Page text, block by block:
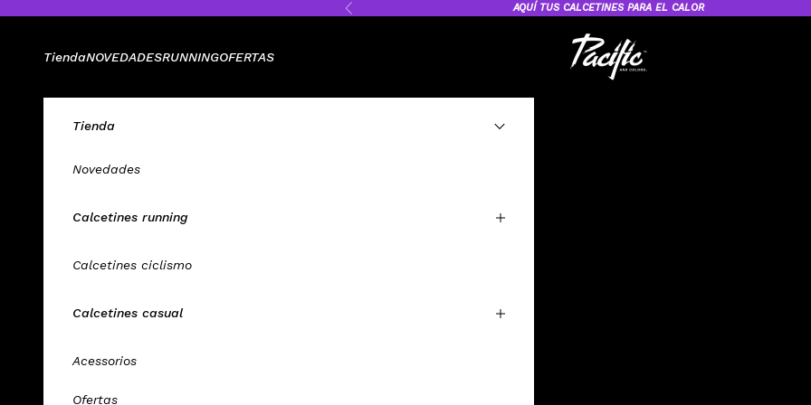
Anterior AQUÍ TUS CALCETINES PARA EL CALOR
Pacific and Co. – Calcetines
TiendaNOVEDADESRUNNINGOFERTAS
Tienda
Novedades
Calcetines running
Calcetines ciclismo
Calcetines casual
Acessorios
Ofertas